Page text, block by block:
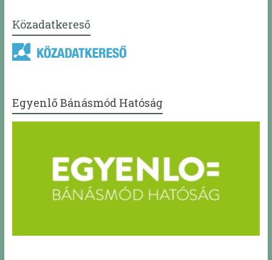
Közadatkereső
Egyenlő Bánásmód Hatóság